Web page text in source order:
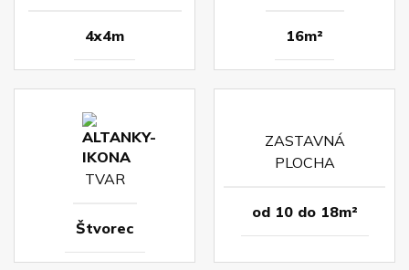
4x4m 16m²
TVAR
Štvorec
ZASTAVNÁ
PLOCHA
od 10 do 18m²